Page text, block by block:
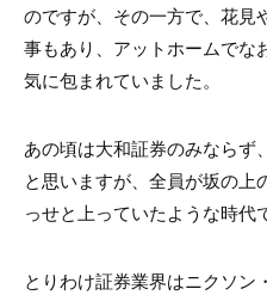
のですが、その一方で、花見
事もあり、アットホームでな
気に包まれていました。
あの頃は大和証券のみならず
と思いますが、全員が坂の
っせと上っていたような時代
とりわけ証券業界はニクソン